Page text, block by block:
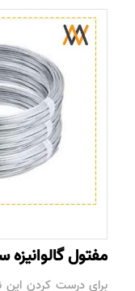
مفتول گالوانیزه
برای درست کردن این